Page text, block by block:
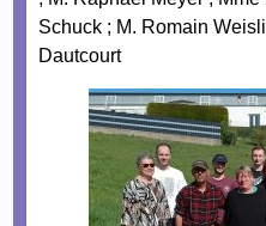
Schuck ; M. Romain
Dautcourt